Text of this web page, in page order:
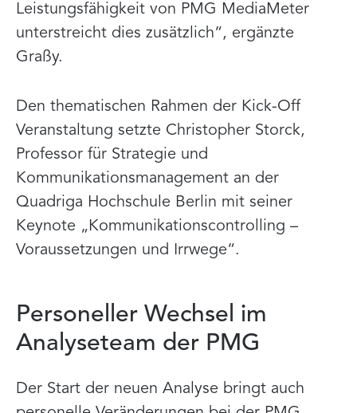
Leistungsfähigkeit von PMG MediaMeter
unterstreicht dies zusätzlich“, ergänzte
Graßy.
Den thematischen Rahmen der Kick-Off
Veranstaltung setzte Christopher Storck,
Professor für Strategie und
Kommunikationsmanagement an der
Quadriga Hochschule Berlin mit seiner
Keynote „Kommunikationscontrolling –
Voraussetzungen und Irrwege“.
Personeller Wechsel im
Analyseteam der PMG
Der Start der neuen Analyse bringt auch